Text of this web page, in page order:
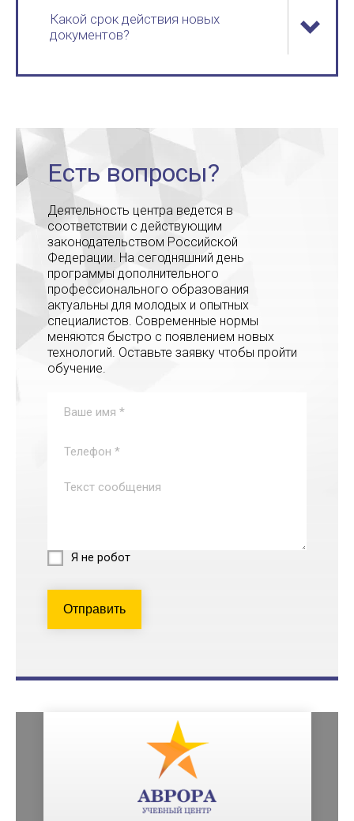
Какой срок действия новых
документов?
Есть вопросы?
Деятельность центра ведется в
соответствии с действующим
законодательством Российской
Федерации. На сегодняшний день
программы дополнительного
профессионального образования
актуальны для молодых и опытных
специалистов. Современные нормы
меняются быстро с появлением новых
технологий. Оставьте заявку чтобы пройти
обучение.
Я не робот
Отправить